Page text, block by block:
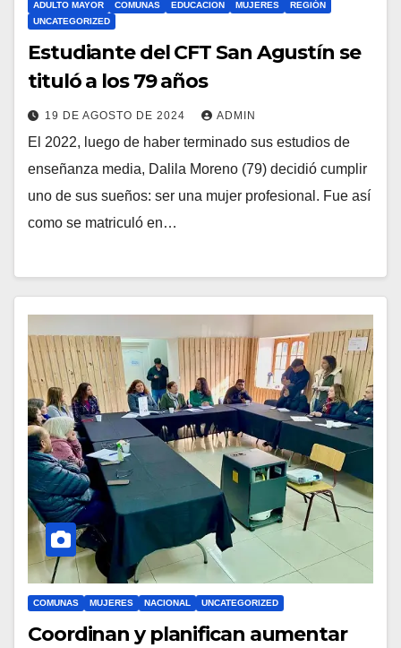
ADULTO MAYOR COMUNAS EDUCACION MUJERES
REGIÓN
UNCATEGORIZED
Estudiante del CFT San Agustín se
tituló a los 79 años
19 DE AGOSTO DE 2024 ADMIN
El 2022, luego de haber terminado sus estudios de
enseñanza media, Dalila Moreno (79) decidió cumplir
uno de sus sueños: ser una mujer profesional. Fue así
como se matriculó en…
COMUNAS MUJERES NACIONAL UNCATEGORIZED
Coordinan y planifican aumentar